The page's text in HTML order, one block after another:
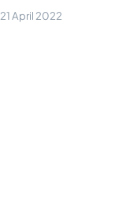
21 April 2022